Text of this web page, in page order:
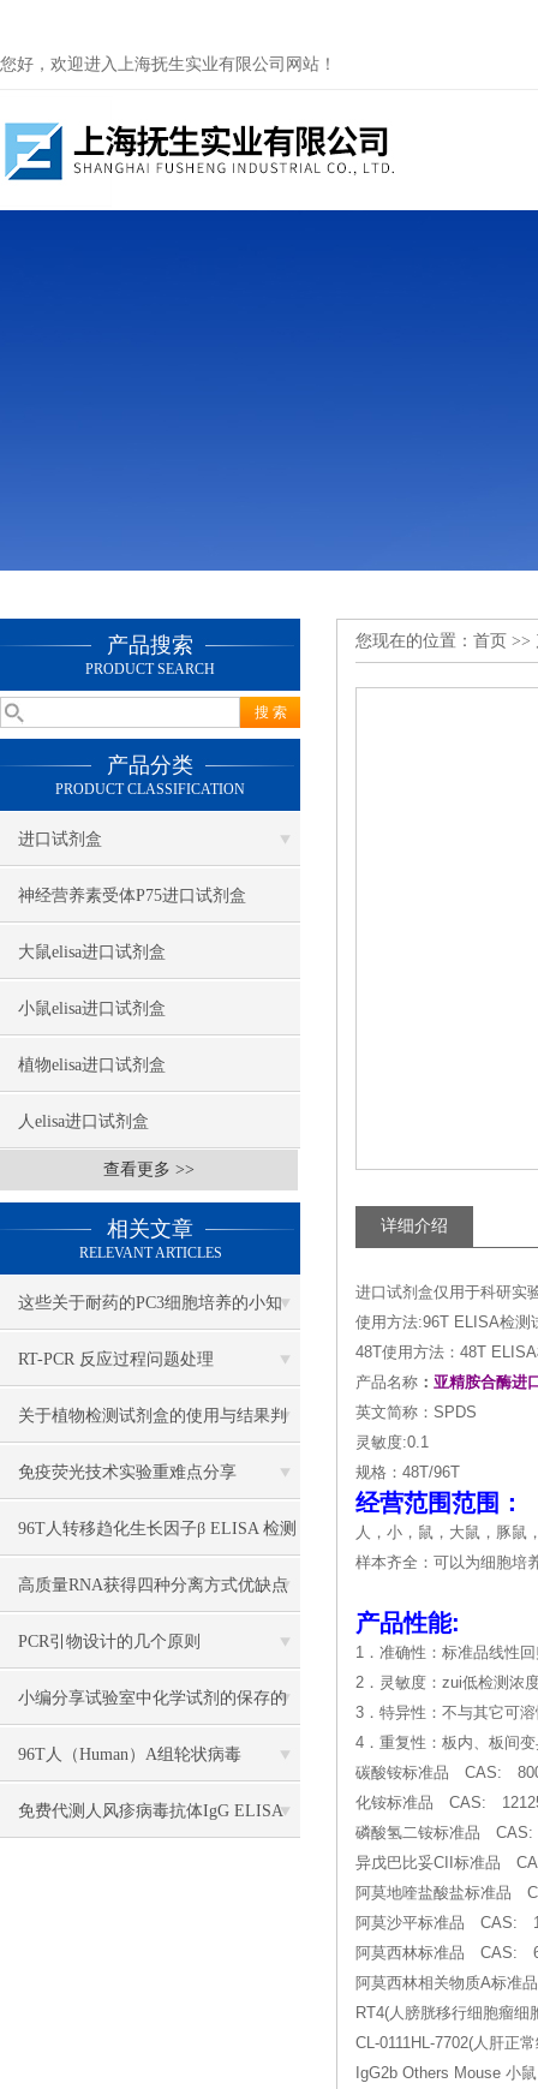
您好，欢迎进入上海抚生实业有限公司网站！
产品搜索
PRODUCT SEARCH
产品分类
PRODUCT CLASSIFICATION
进口试剂盒
神经营养素受体P75进口试剂盒
大鼠elisa进口试剂盒
小鼠elisa进口试剂盒
植物elisa进口试剂盒
人elisa进口试剂盒
查看更多 >>
相关文章
RELEVANT ARTICLES
这些关于耐药的PC3细胞培养的小知
识，你一定要牢牢掌握
RT-PCR 反应过程问题处理
关于植物检测试剂盒的使用与结果判
断，我有妙招
免疫荧光技术实验重难点分享
96T人转移趋化生长因子β ELISA 检测
试剂盒说明书
高质量RNA获得四种分离方式优缺点
PCR引物设计的几个原则
小编分享试验室中化学试剂的保存的
方法
96T人（Human）A组轮状病毒
（Rotavirus）ELISA 检测试剂盒
免费代测人风疹病毒抗体IgG ELISA
您现在的位置： 首页 >>
详细介绍
进口试剂盒仅用于科研实
使用方法:96T ELISA检测
48T使用方法：48T
产品名称 ： 亚精胺合酶进
英文简称：SPDS
灵敏度:0.1
规格：48T/96T
经营范围范围：
人，小，鼠，大鼠，豚鼠
样本齐全：可以为细胞培
产品性能:
1．准确性：标准品线性
2．灵敏度：zui低检测浓
3．特异性：不与其它可
4．重复性：板内、板间
碳酸铵标准品 CAS:
化铵标准品 CAS:
磷酸氢二铵标准品
异戊巴比妥CII标准品
阿莫地喹盐酸盐标准品
阿莫沙平标准品 CAS:
阿莫西林标准品 CAS:
阿莫西林相关物质A
RT4(人膀胱移行细胞瘤
CL-0111HL-7702(人肝正
IgG2b Others Mouse 小